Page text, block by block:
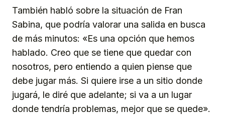
También habló sobre la situación de Fran
Sabina, que podría valorar una salida en busca
de más minutos: «Es una opción que hemos
hablado. Creo que se tiene que quedar con
nosotros, pero entiendo a quien piense que
debe jugar más. Si quiere irse a un sitio donde
jugará, le diré que adelante; si va a un lugar
donde tendría problemas, mejor que se quede».